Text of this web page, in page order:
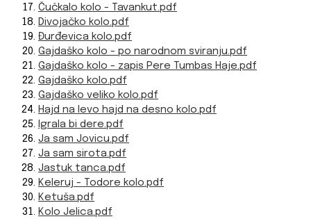
Čučkalo kolo - Tavankut.pdf
Divojačko kolo.pdf
Đurđevica kolo.pdf
Gajdaško kolo - po narodnom sviranju.pdf
Gajdaško kolo - zapis Pere Tumbas Haje.pdf
Gajdaško kolo.pdf
Gajdaško veliko kolo.pdf
Hajd na levo hajd na desno kolo.pdf
Igrala bi dere.pdf
Ja sam Jovicu.pdf
Ja sam sirota.pdf
Jastuk tanca.pdf
Keleruj - Todore kolo.pdf
Ketuša.pdf
Kolo Jelica.pdf